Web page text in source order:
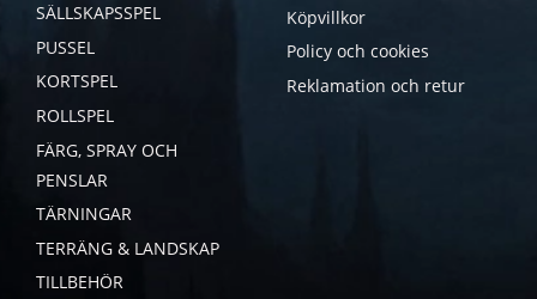
SÄLLSKAPSSPEL
PUSSEL
KORTSPEL
ROLLSPEL
FÄRG, SPRAY OCH
PENSLAR
TÄRNINGAR
TERRÄNG & LANDSKAP
TILLBEHÖR
Köpvillkor
Policy och cookies
Reklamation och retur